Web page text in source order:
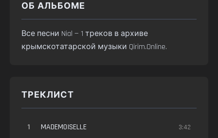
ОБ АЛЬБОМЕ
Все песни Nial — 1 треков в архиве
крымскотатарской музыки Qirim.Online.
ТРЕКЛИСТ
1 MADEMOISELLE 3:42